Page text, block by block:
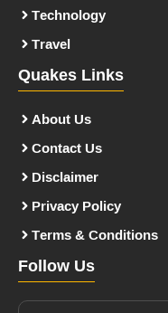
Technology
Travel
Quakes Links
About Us
Contact Us
Disclaimer
Privacy Policy
Terms & Conditions
Follow Us